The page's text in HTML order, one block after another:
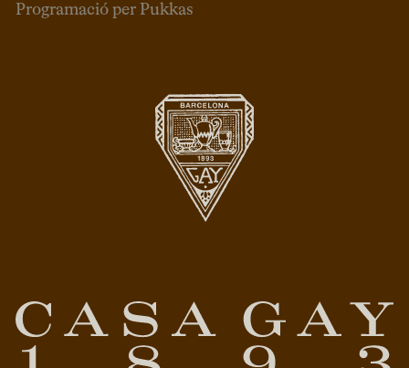
CAT ESP ENG
Programació per Pukkas